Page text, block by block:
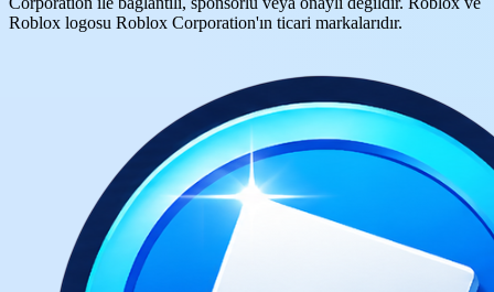
Roblox logosu Roblox Corporation'ın ticari markalarıdır.